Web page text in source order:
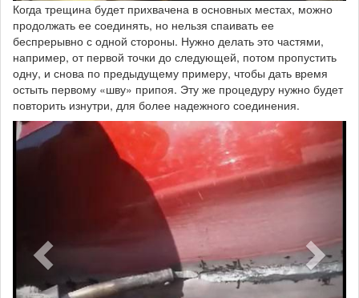
Когда трещина будет прихвачена в основных местах, можно
продолжать ее соединять, но нельзя спаивать ее
беспрерывно с одной стороны. Нужно делать это частями,
например, от первой точки до следующей, потом пропустить
одну, и снова по предыдущему примеру, чтобы дать время
остыть первому «шву» припоя. Эту же процедуру нужно будет
повторить изнутри, для более надежного соединения.